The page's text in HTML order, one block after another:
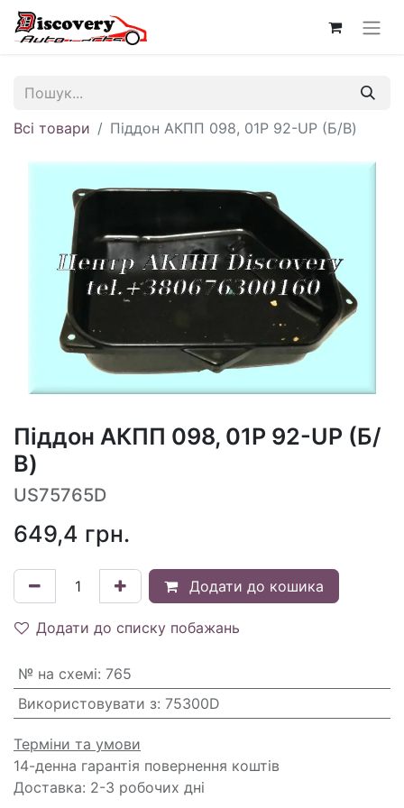
Всі товари Піддон АКПП 098, 01P 92-UP (Б/В)
Піддон АКПП 098, 01P 92-UP (Б/
В)
US75765D
649,4 грн.
Додати до кошика
Додати до списку побажань
№ на схемі: 765
Використовувати з: 75300D
Терміни та умови
14-денна гарантія повернення коштів
Доставка: 2-3 робочих дні